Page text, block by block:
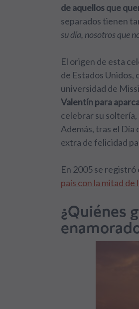
de aquellos que
separados tienen
su día, nosotros que
El origen de esta
de Estados Unidos,
universidad de
Valentín para
celebrar su
Además, tras el Día
extra de felicidad
En 2005 se registró
país con la mitad
¿Quiénes